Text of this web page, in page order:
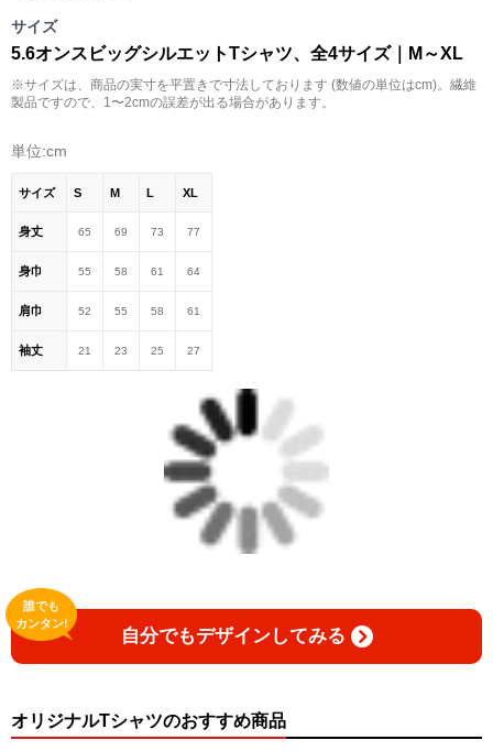
サイズ
5.6オンスビッグシルエットTシャツ、全4サイズ｜M～XL
※サイズは、商品の実寸を平置きで寸法しております (数値の単位はcm)。繊維
製品ですので、1〜2cmの誤差が出る場合があります。
単位:cm
サイズ S M L XL
身丈 65 69 73 77
身巾 55 58 61 64
肩巾 52 55 58 61
袖丈 21 23 25 27
自分でもデザインしてみる
誰でも
カンタン!
オリジナルTシャツのおすすめ商品